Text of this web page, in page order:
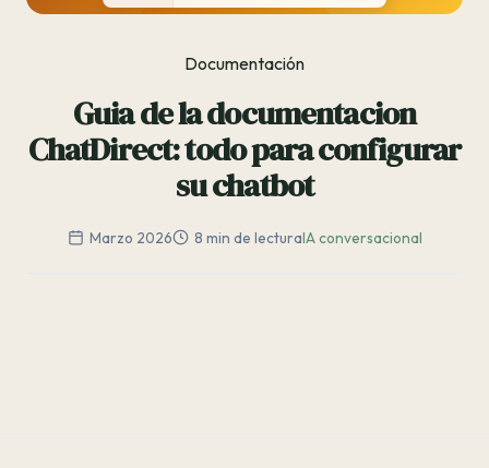
Documentación
Guia de la documentacion
ChatDirect: todo para configurar
su chatbot
Marzo 2026 8 min de lecturaIA conversacional